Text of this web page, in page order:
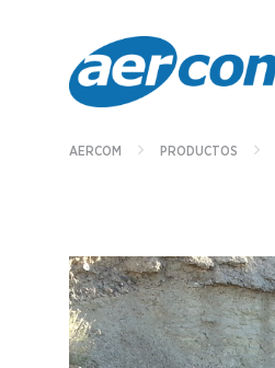
AERCOM PRODUCTOS